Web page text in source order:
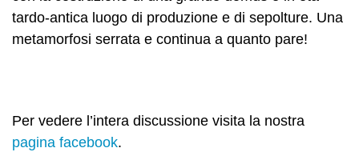
tardo-antica luogo di produzione e di sepolture. Una
metamorfosi serrata e continua a quanto pare!
Per vedere l’intera discussione visita la nostra
pagina facebook.